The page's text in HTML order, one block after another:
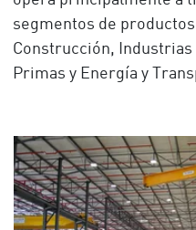
segmentos de
Construcción,
Primas y Energía y